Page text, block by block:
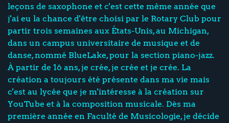
leçons de saxophone et c'est cette même année que
j'ai eu la chance d'être choisi par le Rotary Club pour
partir trois semaines aux États-Unis, au Michigan,
dans un campus universitaire de musique et de
danse, nommé BlueLake, pour la section piano-jazz.
À partir de 16 ans, je crée, je crée et je crée. La
création a toujours été présente dans ma vie mais
c'est au lycée que je m'intéresse à la création sur
YouTube et à la composition musicale. Dès ma
première année en Faculté de Musicologie, je décide